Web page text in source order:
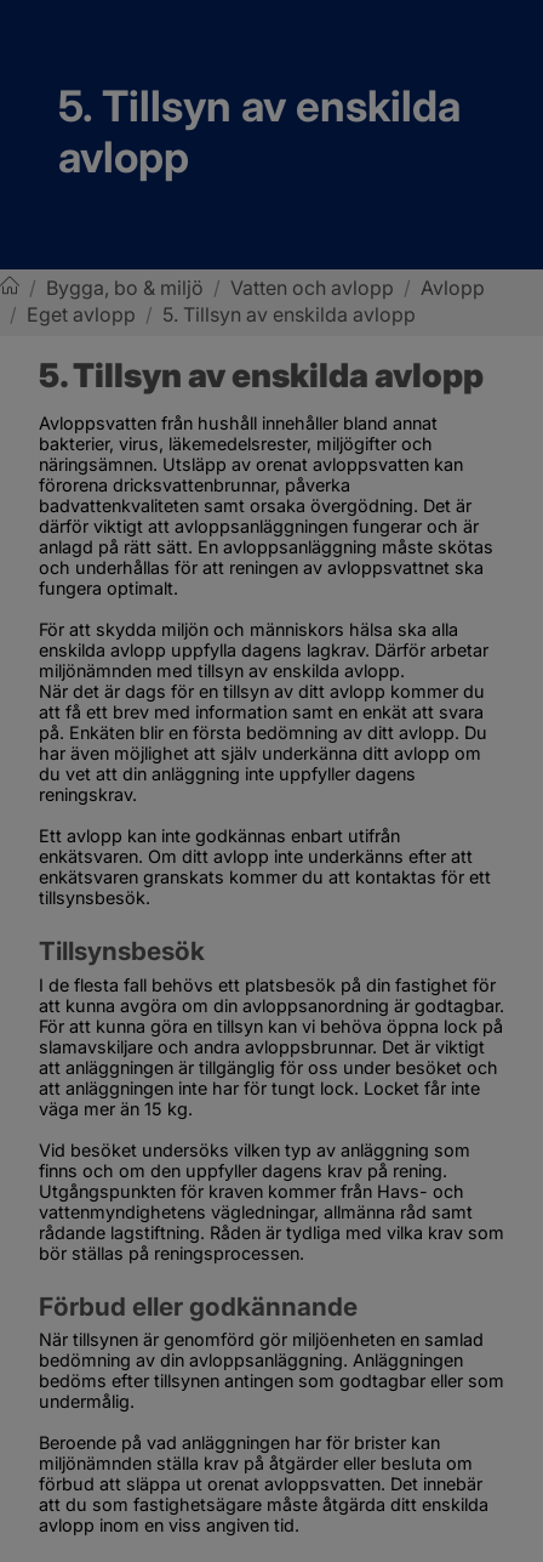
5. Tillsyn av enskilda
avlopp
Sotenäs kommun
/ Bygga, bo & miljö / Vatten och avlopp / Avlopp
/ Eget avlopp / 5. Tillsyn av enskilda avlopp
5. Tillsyn av enskilda avlopp
Avloppsvatten från hushåll innehåller bland annat
bakterier, virus, läkemedelsrester, miljögifter och
näringsämnen. Utsläpp av orenat avloppsvatten kan
förorena dricksvattenbrunnar, påverka
badvattenkvaliteten samt orsaka övergödning. Det är
därför viktigt att avloppsanläggningen fungerar och är
anlagd på rätt sätt. En avloppsanläggning måste skötas
och underhållas för att reningen av avloppsvattnet ska
fungera optimalt.
För att skydda miljön och människors hälsa ska alla
enskilda avlopp uppfylla dagens lagkrav. Därför arbetar
miljönämnden med tillsyn av enskilda avlopp.
När det är dags för en tillsyn av ditt avlopp kommer du
att få ett brev med information samt en enkät att svara
på. Enkäten blir en första bedömning av ditt avlopp. Du
har även möjlighet att själv underkänna ditt avlopp om
du vet att din anläggning inte uppfyller dagens
reningskrav.
Ett avlopp kan inte godkännas enbart utifrån
enkätsvaren. Om ditt avlopp inte underkänns efter att
enkätsvaren granskats kommer du att kontaktas för ett
tillsynsbesök.
Tillsynsbesök
I de flesta fall behövs ett platsbesök på din fastighet för
att kunna avgöra om din avloppsanordning är godtagbar.
För att kunna göra en tillsyn kan vi behöva öppna lock på
slamavskiljare och andra avloppsbrunnar. Det är viktigt
att anläggningen är tillgänglig för oss under besöket och
att anläggningen inte har för tungt lock. Locket får inte
väga mer än 15 kg.
Vid besöket undersöks vilken typ av anläggning som
finns och om den uppfyller dagens krav på rening.
Utgångspunkten för kraven kommer från Havs- och
vattenmyndighetens vägledningar, allmänna råd samt
rådande lagstiftning. Råden är tydliga med vilka krav som
bör ställas på reningsprocessen.
Förbud eller godkännande
När tillsynen är genomförd gör miljöenheten en samlad
bedömning av din avloppsanläggning. Anläggningen
bedöms efter tillsynen antingen som godtagbar eller som
undermålig.
Beroende på vad anläggningen har för brister kan
miljönämnden ställa krav på åtgärder eller besluta om
förbud att släppa ut orenat avloppsvatten. Det innebär
att du som fastighetsägare måste åtgärda ditt enskilda
avlopp inom en viss angiven tid.